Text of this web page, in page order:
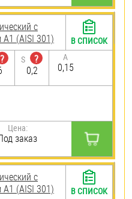
с
(AISI 301)
?
S
?
0,2
A
0,15
Цена:
заказ
В СПИСОК
с
(AISI 301)
В СПИСОК